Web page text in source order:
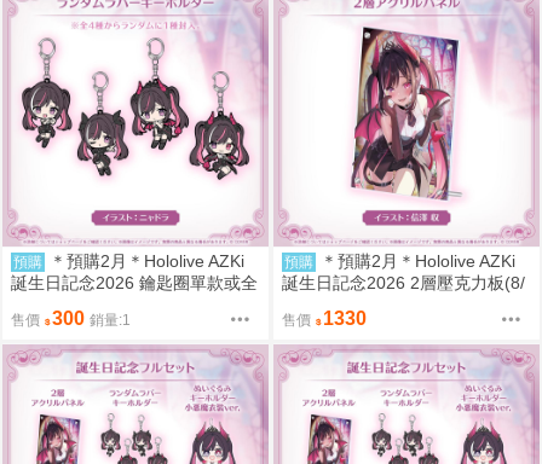
預購
＊預購2月＊Hololive AZKi
誕生日記念2026 鑰匙圈單款或全
售價 300 銷量:1
預購
＊預購2月＊Hololive AZKi
誕生日記念2026 2層壓克力板(8/
售價 1330